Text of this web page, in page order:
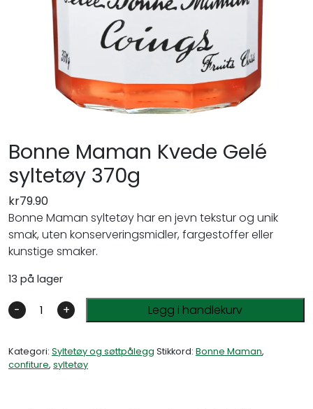
Bonne Maman Kvede Gelé
syltetøy 370g
kr79.90
Bonne Maman syltetøy har en jevn tekstur og unik
smak, uten konserveringsmidler, fargestoffer eller
kunstige smaker.
13 på lager
- + Legg i handlekurv
Kategori: Syltetøy og søttpålegg Stikkord: Bonne Maman,
confiture, syltetøy